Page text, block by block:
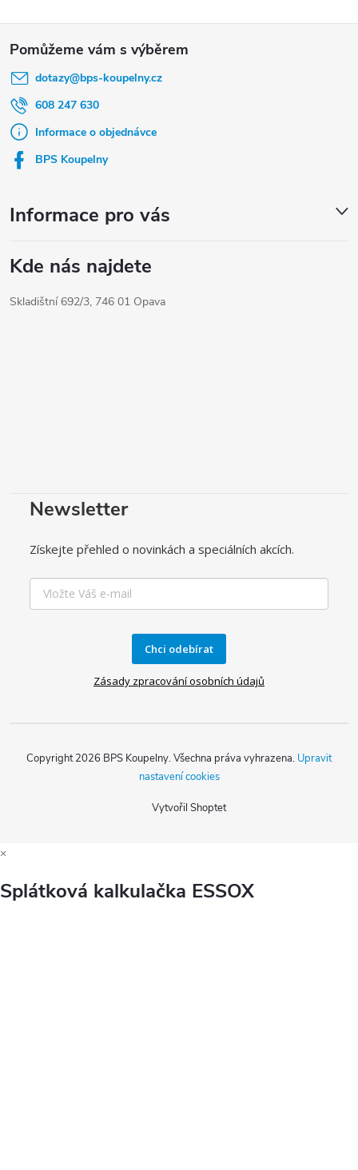
dotazy@bps-koupelny.cz
608 247 630
Informace o objednávce
BPS Koupelny
Informace pro vás
Kde nás najdete
Skladištní 692/3, 746 01 Opava
Newsletter
Získejte přehled o novinkách a speciálních akcích.
Chci odebírat
Zásady zpracování osobních údajů
Vytvořil Shoptet
Copyright 2026 BPS Koupelny. Všechna práva vyhrazena. Upravit
nastavení cookies
×
Splátková kalkulačka ESSOX